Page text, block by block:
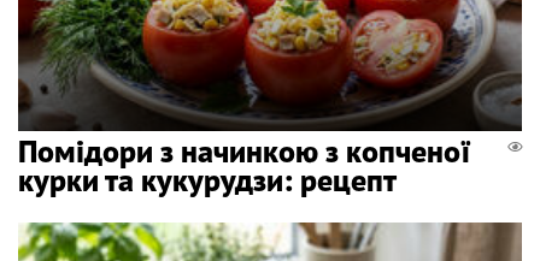
Помідори з начинкою з копченої
курки та кукурудзи: рецепт